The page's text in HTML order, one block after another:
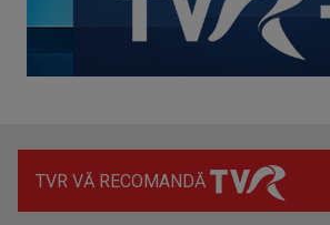
TVR VĂ RECOMANDĂ